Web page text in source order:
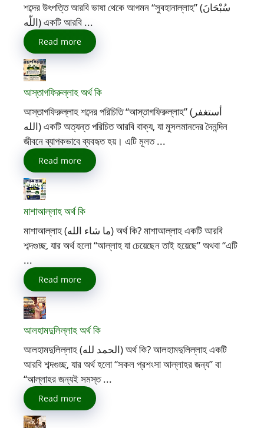
শব্দের উৎপত্তি আরবি ভাষা থেকে আগমন “সুবহানাল্লাহ” (سُبْحَانَ
اللّٰه) একটি আরবি ...
Read more
আস্তাগফিরুল্লাহ অর্থ কি
আস্তাগফিরুল্লাহ শব্দের পরিচিতি “আস্তাগফিরুল্লাহ” (أستغفر
الله) একটি অত্যন্ত পরিচিত আরবি বাক্য, যা মুসলমানদের দৈনন্দিন
জীবনে ব্যাপকভাবে ব্যবহৃত হয়। এটি মূলত ...
Read more
মাশাআল্লাহ অর্থ কি
মাশাআল্লাহ (ما شاء الله) অর্থ কি? মাশাআল্লাহ একটি আরবি
শব্দগুচ্ছ, যার অর্থ হলো “আল্লাহ যা চেয়েছেন তাই হয়েছে” অথবা “এটি
...
Read more
আলহামদুলিল্লাহ অর্থ কি
আলহামদুলিল্লাহ (الحمد لله) অর্থ কি? আলহামদুলিল্লাহ একটি
আরবি শব্দগুচ্ছ, যার অর্থ হলো “সকল প্রশংসা আল্লাহর জন্য” বা
“আল্লাহর জন্যই সমস্ত ...
Read more